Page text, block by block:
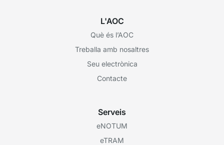
L'AOC
Què és l’AOC
Treballa amb nosaltres
Seu electrònica
Contacte
Serveis
eNOTUM
eTRAM